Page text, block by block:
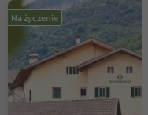
Na życzenie